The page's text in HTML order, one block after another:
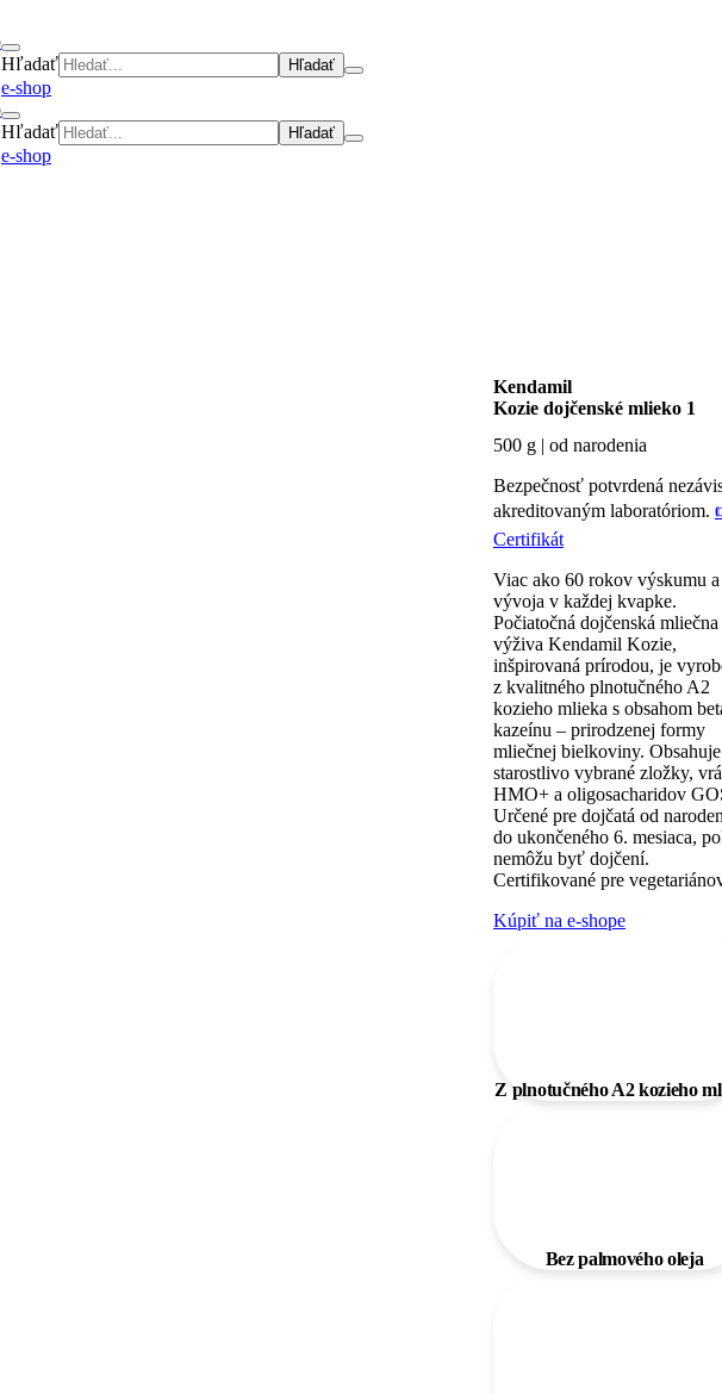
Hľadať
e-shop
Hľadať
e-shop
Kendamil
Kozie dojčenské mlieko 1
500 g | od narodenia
Bezpečnosť potvrdená
akreditovaným laboratóriom.
Certifikát
Viac ako 60 rokov výskumu a
vývoja v každej kvapke.
Počiatočná dojčenská mliečna
výživa Kendamil Kozie,
inšpirovaná prírodou, je
z kvalitného plnotučného A2
kozieho mlieka s obsahom
kazeínu – prirodzenej formy
mliečnej bielkoviny. Obsahuje
starostlivo vybrané zložky,
HMO+ a oligosacharidov
Určené pre dojčatá od
do ukončeného 6. mesiaca,
nemôžu byť dojčení.
Certifikované pre
Kúpiť na e-shope
Z plnotučného A2 kozieho
Bez palmového oleja